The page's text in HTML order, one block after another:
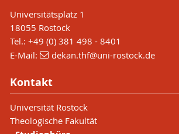
Universitätsplatz 1
18055 Rostock
Tel.: +49 (0) 381 498 - 8401
E-Mail:
dekan.thf@uni-rostock.de
Kontakt
Universität Rostock
Theologische Fakultät